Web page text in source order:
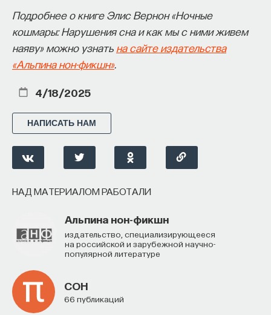
Подробнее о книге Элис Вернон «Ночные
кошмары: Нарушения сна и как мы с ними живем
наяву» можно узнать на сайте издательства
«Альпина нон-фикшн».
4/18/2025
НАПИСАТЬ НАМ
НАД МАТЕРИАЛОМ РАБОТАЛИ
Альпина нон-фикшн
Издательство, специализирующееся
на российской и зарубежной научно-
популярной литературе
СОН
66 публикаций